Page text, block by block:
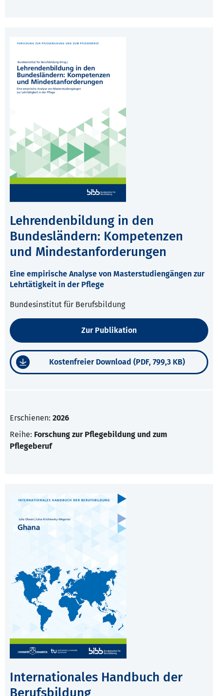
Lehrendenbildung in den
Bundesländern: Kompetenzen
und Mindestanforderungen
Eine empirische Analyse von Masterstudiengängen zur
Lehrtätigkeit in der Pflege
Bundesinstitut für Berufsbildung
Zur Publikation
Kostenfreier Download (PDF, 799,3 KB)
Erschienen: 2026
Reihe: Forschung zur Pflegebildung und zum
Pflegeberuf
Internationales Handbuch der
Berufsbildung